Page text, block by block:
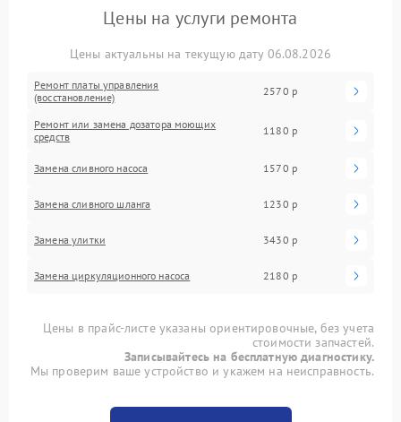
Цены на услуги ремонта
Цены актуальны на текущую дату 06.08.2026
Ремонт платы управления
(восстановление)
2570 р
Ремонт или замена дозатора моющих
средств
1180 р
Замена сливного насоса 1570 р
Замена сливного шланга 1230 р
Замена улитки 3430 р
Замена циркуляционного насоса 2180 р
Цены в прайс-листе указаны ориентировочные, без учета
стоимости запчастей.
Записывайтесь на бесплатную диагностику.
Мы проверим ваше устройство и укажем на неисправность.